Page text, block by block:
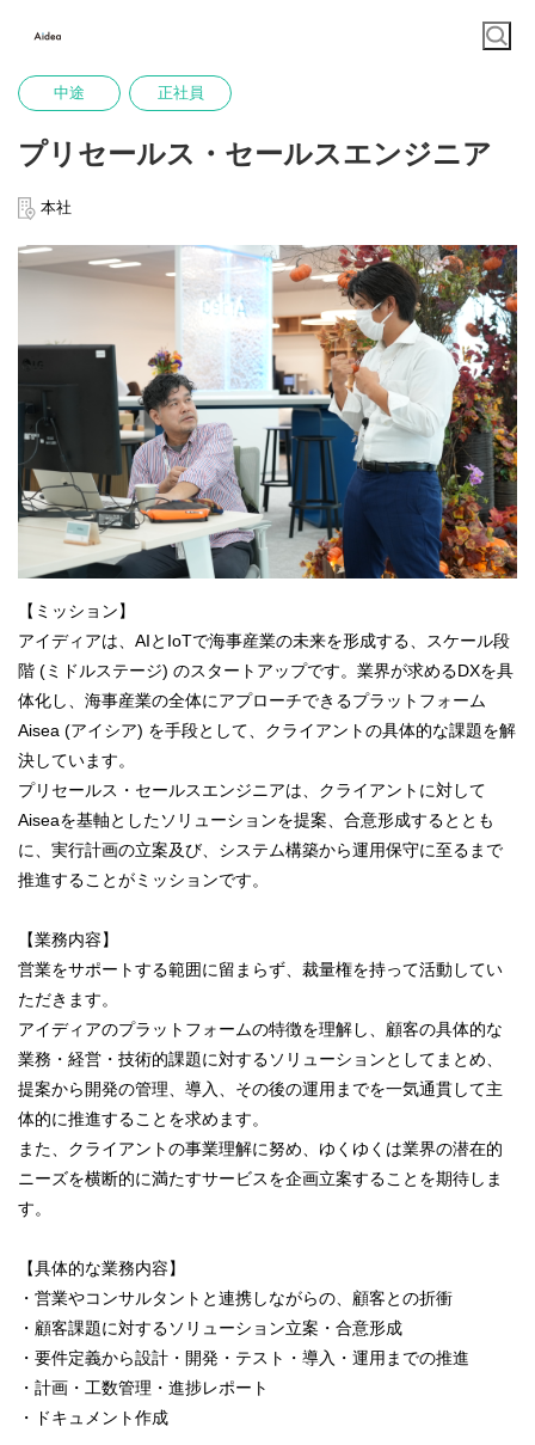
中途 正社員
プリセールス・セールスエンジニア
本社
【ミッション】
アイディアは、AIとIoTで海事産業の未来を形成する、スケール段
階 (ミドルステージ) のスタートアップです。業界が求めるDXを具
体化し、海事産業の全体にアプローチできるプラットフォーム
Aisea (アイシア) を手段として、クライアントの具体的な課題を解
決しています。
プリセールス・セールスエンジニアは、クライアントに対して
Aiseaを基軸としたソリューションを提案、合意形成するととも
に、実行計画の立案及び、システム構築から運用保守に至るまで
推進することがミッションです。
【業務内容】
営業をサポートする範囲に留まらず、裁量権を持って活動してい
ただきます。
アイディアのプラットフォームの特徴を理解し、顧客の具体的な
業務・経営・技術的課題に対するソリューションとしてまとめ、
提案から開発の管理、導入、その後の運用までを一気通貫して主
体的に推進することを求めます。
また、クライアントの事業理解に努め、ゆくゆくは業界の潜在的
ニーズを横断的に満たすサービスを企画立案することを期待しま
す。
【具体的な業務内容】
・営業やコンサルタントと連携しながらの、顧客との折衝
・顧客課題に対するソリューション立案・合意形成
・要件定義から設計・開発・テスト・導入・運用までの推進
・計画・工数管理・進捗レポート
・ドキュメント作成